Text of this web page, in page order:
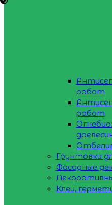
работ
работ
Грунтовки
Фасадные
Клеи,